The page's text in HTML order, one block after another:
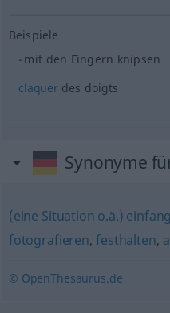
Beispiele
mit den Fingern knipsen
claquerdes doigts
Synonyme
(eine Situation o.ä.)
fotografieren,festhalten,
© OpenThesaurus.de